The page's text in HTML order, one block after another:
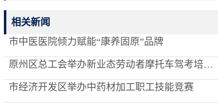
相关新闻
市中医医院倾力赋能“康养固原”品牌
原州区总工会举办新业态劳动者摩托车驾考培训班
市经济开发区举办中药材加工职工技能竞赛